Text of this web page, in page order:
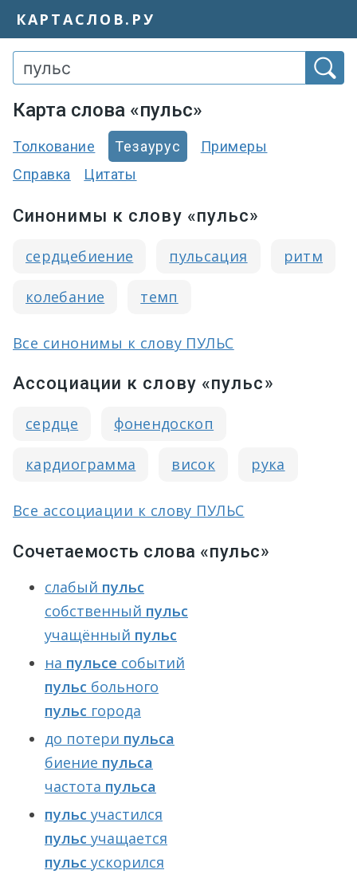
КАРТАСЛОВ.РУ
Карта слова «пульс»
Толкование Тезаурус
Примеры
Справка
Цитаты
Синонимы к слову «пульс»
сердцебиение пульсация ритм
колебание темп
Все синонимы к слову ПУЛЬС
Ассоциации к слову «пульс»
сердце фонендоскоп
кардиограмма висок рука
Все ассоциации к слову ПУЛЬС
Сочетаемость слова «пульс»
слабый пульс
собственный пульс
учащённый пульс
на пульсе событий
пульс больного
пульс города
до потери пульса
биение пульса
частота пульса
пульс участился
пульс учащается
пульс ускорился